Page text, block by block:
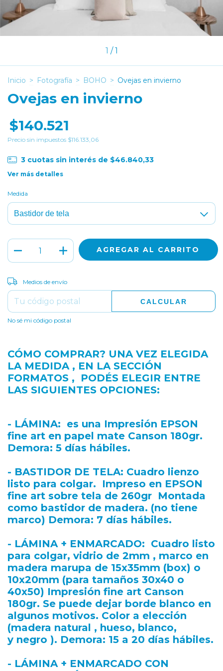
1 /1
Inicio > Fotografía > BOHO > Ovejas en invierno
Ovejas en invierno
$140.521
Precio sin impuestos $116.133,06
3 cuotas sin interés de $46.840,33
Ver más detalles
Medida
Entregas para el CP:
Medios de envío
CALCULAR
No sé mi código postal
CÓMO COMPRAR? UNA VEZ ELEGIDA
LA MEDIDA , EN LA SECCIÓN
FORMATOS , PODÉS ELEGIR ENTRE
LAS SIGUIENTES OPCIONES:
- LÁMINA: es una Impresión EPSON
fine art en papel mate Canson 180gr.
Demora: 5 días hábiles.
- BASTIDOR DE TELA: Cuadro lienzo
listo para colgar. Impreso en EPSON
fine art sobre tela de 260gr Montada
como bastidor de madera. (no tiene
marco) Demora: 7 días hábiles.
- LÁMINA + ENMARCADO: Cuadro listo
para colgar, vidrio de 2mm , marco en
madera marupa de 15x35mm (box) o
10x20mm (para tamaños 30x40 o
40x50) Impresión fine art Canson
180gr. Se puede dejar borde blanco en
algunos motivos. Color a elección
(madera natural , hueso, blanco,
y negro ). Demora: 15 a 20 días hábiles.
- LÁMINA + ENMARCADO CON